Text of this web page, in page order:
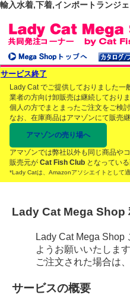
輸入水着,下着,インポートランジ
サービス終了
Lady Cat でご提供しておりました一
業者の方向け卸販売は継続しており
個人の方でまとまったご注文をご検
なお、在庫商品はアマゾンにて販売
アマゾンの売り場へ
アマゾンでは弊社以外も同じ商品や
販売元が Cat Fish Club となってい
*Lady Catは、Amazonアソシエイトとして
Lady Cat Mega Shop
Lady Cat Mega Shop
ようお願いいたします
ご注文された場合は
サービスの概要